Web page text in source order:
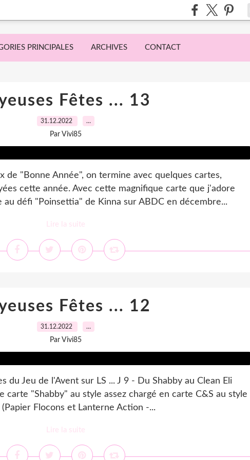
PRINCIPALES ARCHIVES CONTACT
Fêtes ... 13
31.12.2022 …
Par Vivi85
de "Bonne Année", on termine avec quelques cartes,
cette année. Avec cette magnifique carte que j'adore
défi "Poinsettia" de Kinna sur ABDC en décembre...
Lire la suite
Fêtes ... 12
31.12.2022 …
Par Vivi85
du Jeu de l'Avent sur LS ... J 9 - Du Shabby au Clean Eli
carte "Shabby" au style assez chargé en carte C&S au style
Flocons et Lanterne Action -...
Lire la suite